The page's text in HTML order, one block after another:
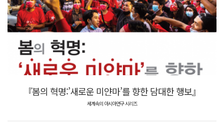
『봄의 혁명:’새로운 미얀마’를 향한 담대한 행보』
세계속의 아시아연구 시리즈